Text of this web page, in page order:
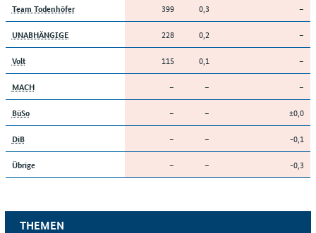
Team Todenhöfer 399 0,3 –
UNABHÄNGIGE 228 0,2 –
Volt 115 0,1 –
MACH – – –
BüSo – – ±0,0
DiB – – -0,1
Übrige – – -0,3
THEMEN